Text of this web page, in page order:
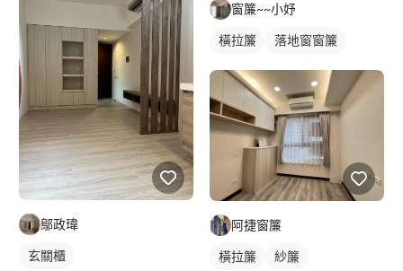
鄔政瑋
玄關櫃
窗簾~~小妤
橫拉簾 落地窗窗簾
阿捷窗簾
橫拉簾 紗簾